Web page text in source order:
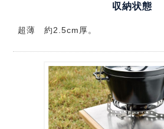
収納状態
超薄 約2.5cm厚。